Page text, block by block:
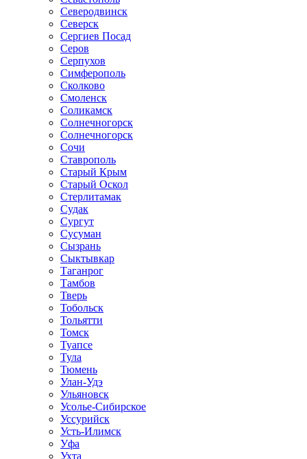
Северодвинск
Северск
Сергиев Посад
Серов
Серпухов
Симферополь
Сколково
Смоленск
Соликамск
Солнечногорск
Солнечногорск
Сочи
Ставрополь
Старый Крым
Старый Оскол
Стерлитамак
Судак
Сургут
Сусуман
Сызрань
Сыктывкар
Таганрог
Тамбов
Тверь
Тобольск
Тольятти
Томск
Туапсе
Тула
Тюмень
Улан-Удэ
Ульяновск
Усолье-Сибирское
Уссурийск
Усть-Илимск
Уфа
Ухта